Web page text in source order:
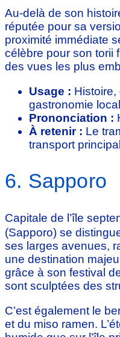
Au-delà de son
réputée pour sa
proximité immédiate
célèbre pour son torii
des vues les plus
Usage : Histoire,
gastronomie
Prononciation :
À retenir : Le
transport
6. Sapporo
Capitale de l’île
(Sapporo) se
ses larges avenues,
une destination
grâce à son festival
sont sculptées des
C’est également le
et du miso ramen.